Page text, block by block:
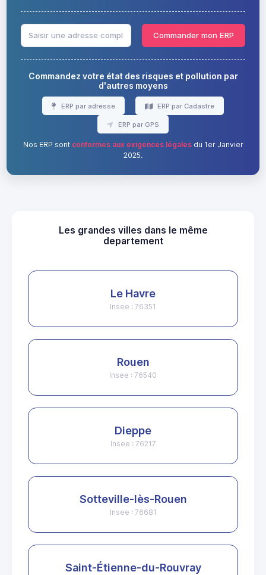
Commander mon ERP
Commandez votre état des risques et pollution par
d'autres moyens
ERP par adresse ERP par Cadastre
ERP par GPS
Nos ERP sont conformes aux exigences légalesdu 1er Janvier
2025.
Les grandes villes dans le même
departement
Le Havre
Insee : 76351
Rouen
Insee : 76540
Dieppe
Insee : 76217
Sotteville-lès-Rouen
Insee : 76681
Saint-Étienne-du-Rouvray